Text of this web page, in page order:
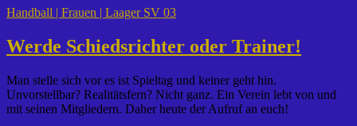
Handball | Frauen | Laager SV 03
Werde Schiedsrichter oder Trainer!
Man stelle sich vor es ist Spieltag und keiner geht hin.
Unvorstellbar? Realitätsfern? Nicht ganz. Ein Verein lebt von und
mit seinen Mitgliedern. Daher heute der Aufruf an euch!